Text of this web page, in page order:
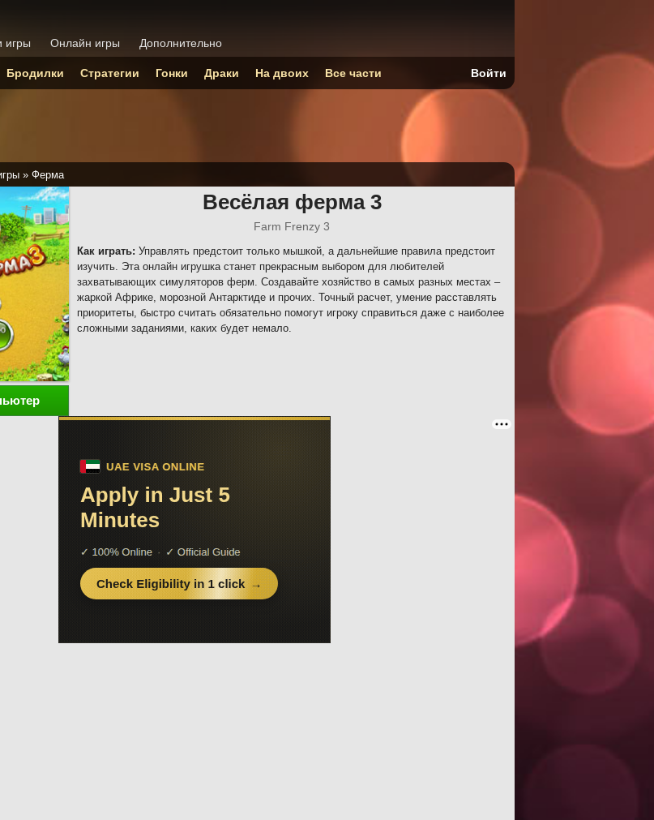
» Ферма
Весёлая ферма 3
Farm Frenzy 3
Как играть: Управлять предстоит только мышкой, а дальнейшие правила предстоит
изучить. Эта онлайн игрушка станет прекрасным выбором для любителей
захватывающих симуляторов ферм. Создавайте хозяйство в самых разных местах –
жаркой Африке, морозной Антарктиде и прочих. Точный расчет, умение расставлять
приоритеты, быстро считать обязательно помогут игроку справиться даже с наиболее
сложными заданиями, каких будет немало.
игры Онлайн игры Дополнительно
Бродилки Стратегии Гонки Драки На двоих Все части Войти